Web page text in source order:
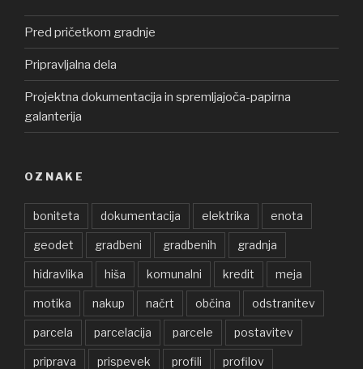
Pred pričetkom gradnje
Pripravljalna dela
Projektna dokumentacija in spremljajoča-papirna
galanterija
OZNAKE
boniteta dokumentacija elektrika enota
geodet gradbeni gradbenih gradnja
hidravlika hiša komunalni kredit meja
motika nakup načrt občina odstranitev
parcela parcelacija parcele postavitev
priprava prispevek profili profilov